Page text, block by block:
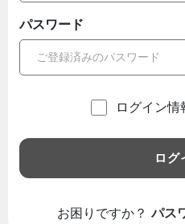
パスワード
ログイン情
ログ
お困りですか？ パス